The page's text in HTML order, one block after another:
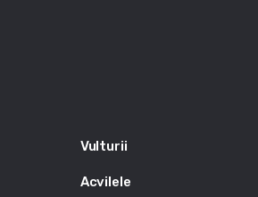
Vulturii
Acvilele